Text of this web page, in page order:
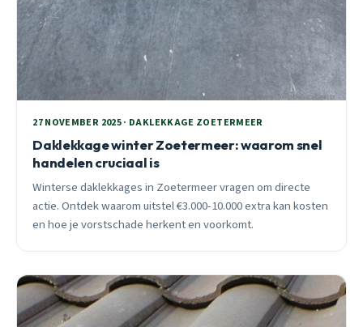
27 NOVEMBER 2025 · DAKLEKKAGE ZOETERMEER
Daklekkage winter Zoetermeer: waarom snel
handelen cruciaal is
Winterse daklekkages in Zoetermeer vragen om directe
actie. Ontdek waarom uitstel €3.000-10.000 extra kan kosten
en hoe je vorstschade herkent en voorkomt.